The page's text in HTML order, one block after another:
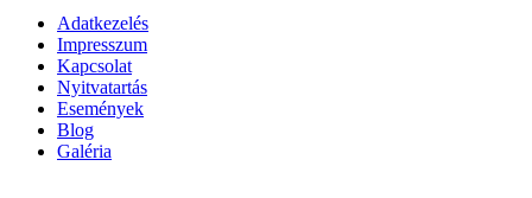
Adatkezelés
Impresszum
Kapcsolat
Nyitvatartás
Események
Blog
Galéria